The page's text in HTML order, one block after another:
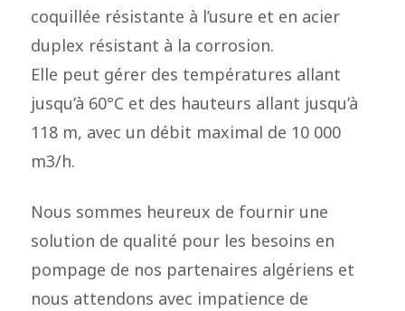
coquillée résistante à l’usure et en acier
duplex résistant à la corrosion.
Elle peut gérer des températures allant
jusqu’à 60°C et des hauteurs allant jusqu’à
118 m, avec un débit maximal de 10 000
m3/h.
Nous sommes heureux de fournir une
solution de qualité pour les besoins en
pompage de nos partenaires algériens et
nous attendons avec impatience de